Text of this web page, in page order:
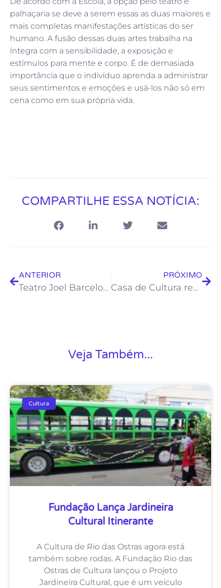
palhaçaria se deve a serem essas as duas maiores e
mais completas manifestações artísticas do ser
humano. A fusão dessas duas artes trabalha na
íntegra com a sensibilidade, a exposição e
estímulos para mente e corpo. É de demasiada
importância que o indivíduo aprenda a administrar
seus sentimentos e emoções e usá-los não só em
cena como em sua própria vida.
COMPARTILHE ESSA NOTÍCIA:
ANTERIOR
Teatro Joel Barcelos apresenta espetáculo gratuito de palhaçaria
PRÓXIMO
Casa de Cultura recebe exposições de fotografia e poesia visual
Veja Também...
Cultura
Fundação Lança Jardineira
Cultural Itinerante
A Cultura de Rio das Ostras agora está
também sobre rodas. A Fundação Rio das
Ostras de Cultura lançou o Projeto
Jardineira Cultural, que é um veículo